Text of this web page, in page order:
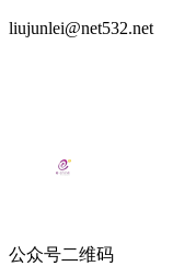
liujunlei@net532.net
公众号二维码